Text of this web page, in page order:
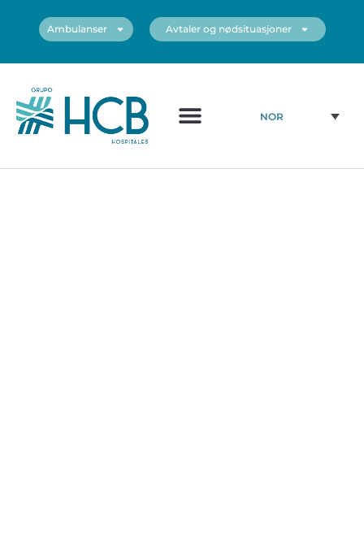
Ambulanser Avtaler og nødsituasjoner
NOR